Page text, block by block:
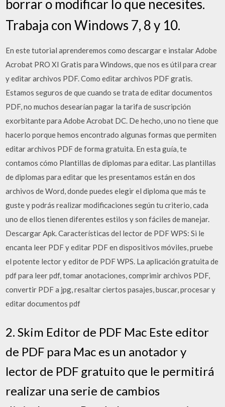
borrar o modificar lo que necesites.
Trabaja con Windows 7, 8 y 10.
En este tutorial aprenderemos como descargar e instalar Adobe
Acrobat PRO XI Gratis para Windows, que nos es útil para crear
y editar archivos PDF. Como editar archivos PDF gratis.
Estamos seguros de que cuando se trata de editar documentos
PDF, no muchos desearían pagar la tarifa de suscripción
exorbitante para Adobe Acrobat DC. De hecho, uno no tiene que
hacerlo porque hemos encontrado algunas formas que permiten
editar archivos PDF de forma gratuita. En esta guía, te
contamos cómo Plantillas de diplomas para editar. Las plantillas
de diplomas para editar que les presentamos están en dos
archivos de Word, donde puedes elegir el diploma que más te
guste y podrás realizar modificaciones según tu criterio, cada
uno de ellos tienen diferentes estilos y son fáciles de manejar.
Descargar Apk. Características del lector de PDF WPS: Si le
encanta leer PDF y editar PDF en dispositivos móviles, pruebe
el potente lector y editor de PDF WPS. La aplicación gratuita de
pdf para leer pdf, tomar anotaciones, comprimir archivos PDF,
convertir PDF a jpg, resaltar ciertos pasajes, buscar, procesar y
editar documentos pdf
2. Skim Editor de PDF Mac Este editor
de PDF para Mac es un anotador y
lector de PDF gratuito que le permitirá
realizar una serie de cambios